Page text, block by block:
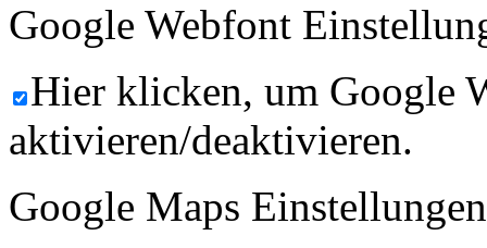
Google Webfont
Hier klicken, um Google
aktivieren/deaktivieren.
Google Maps